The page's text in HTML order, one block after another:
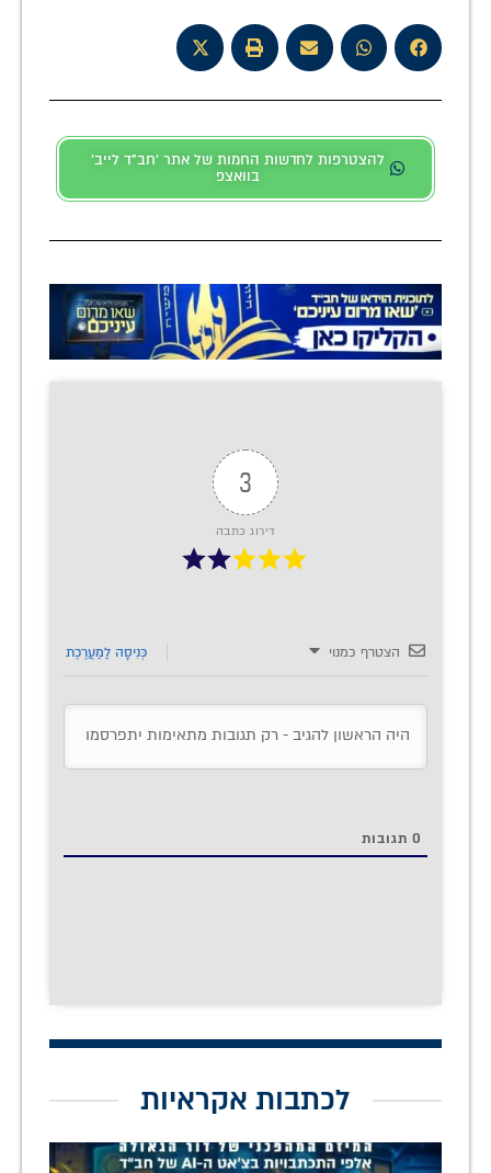
להצטרפות לחדשות החמות של אתר 'חב"ד לייב'
בוואצפ
3
דירוג כתבה
הצטרף כמנוי כְּנִיסָה לַמַעֲרֶכֶת
0 תגובות
לכתבות אקראיות